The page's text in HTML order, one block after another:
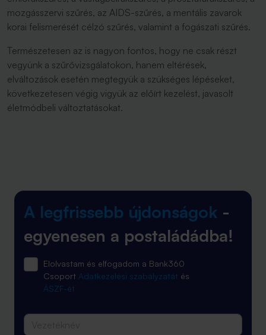
mozgásszervi szűrés, az AIDS-szűrés, a mentális zavarok
korai felismerését célzó szűrés, valamint a fogászati szűrés.
Természetesen az is nagyon fontos, hogy ne csak részt
vegyünk a szűrővizsgálatokon, hanem eltérések,
elváltozások esetén megtegyük a szükséges lépéseket,
következetesen végig vigyük az előírt kezelést, javasolt
életmódbeli változtatásokat.
A legfrissebb újdonságok -
egyenesen a postaládádba!
Elolvastam és elfogadom a Bank360
Csoport Adatkezelési szabályzatát és
ÁSZF-ét